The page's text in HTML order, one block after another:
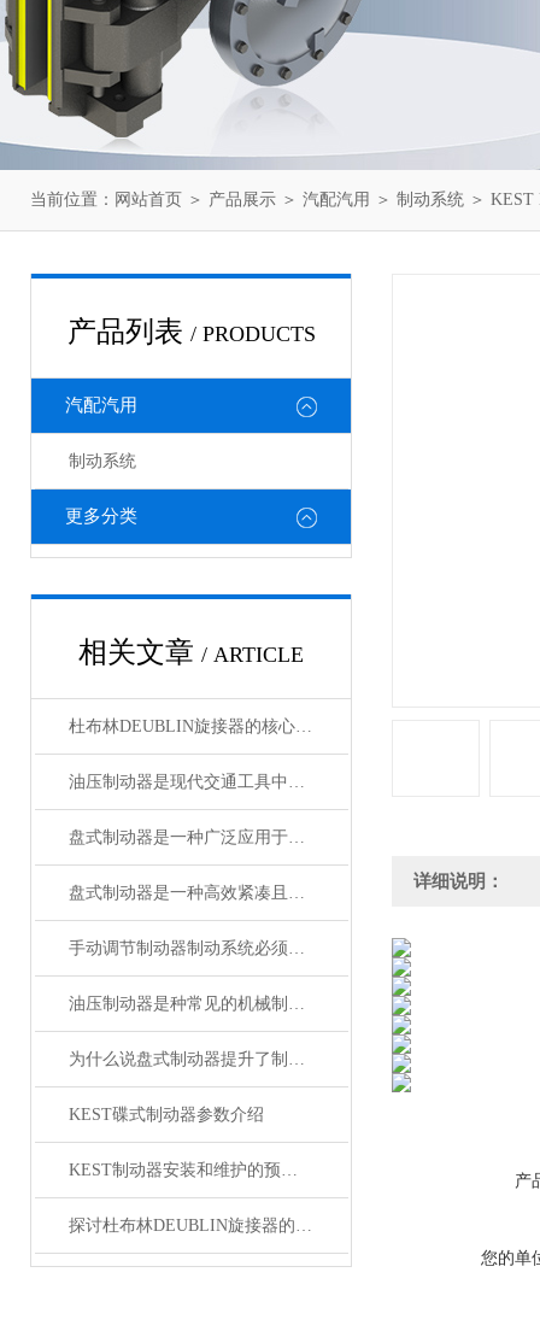
当前位置： 网站首页 ＞ 产品展示 ＞ 汽配汽用 ＞ 制动系统 ＞
产品列表 / PRODUCTS
汽配汽用
制动系统
更多分类
相关文章 / ARTICLE
杜布林DEUBLIN旋接器的核心在于转子与外壳之间的相对旋转
油压制动器是现代交通工具中常见的制动系统
盘式制动器是一种广泛应用于各类车辆和机械设备的制动系统
盘式制动器是一种高效紧凑且散热性能好的制动系统
手动调节制动器制动系统必须具备的功能
油压制动器是种常见的机械制动装置
为什么说盘式制动器提升了制动安全性？
KEST碟式制动器参数介绍
KEST制动器安装和维护的预防措施
探讨杜布林DEUBLIN旋接器的密封故障
详细说明：
产
您的单